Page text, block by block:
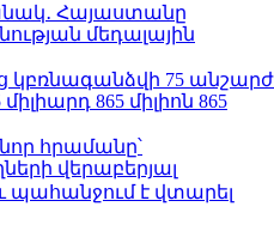
Հայաստանը
մեդալային
կբռնագանձվի 75 անշարժ
865 միլիոն 865
հրամանը՝
վերաբերյալ
պահանջում է վտարել